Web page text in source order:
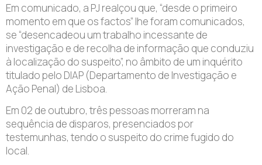
Em comunicado, a PJ realçou que, “desde o primeiro
momento em que os factos” lhe foram comunicados,
se “desencadeou um trabalho incessante de
investigação e de recolha de informação que conduziu
à localização do suspeito”, no âmbito de um inquérito
titulado pelo DIAP (Departamento de Investigação e
Ação Penal) de Lisboa.
Em 02 de outubro, três pessoas morreram na
sequência de disparos, presenciados por
testemunhas, tendo o suspeito do crime fugido do
local.